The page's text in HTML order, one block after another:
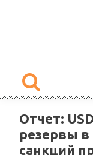
Отчет:
резервы в
санкций